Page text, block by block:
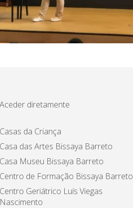
Aceder diretamente
Casas da Criança
Casa das Artes Bissaya Barreto
Casa Museu Bissaya Barreto
Centro de Formação Bissaya Barreto
Centro Geriátrico Luís Viegas
Nascimento